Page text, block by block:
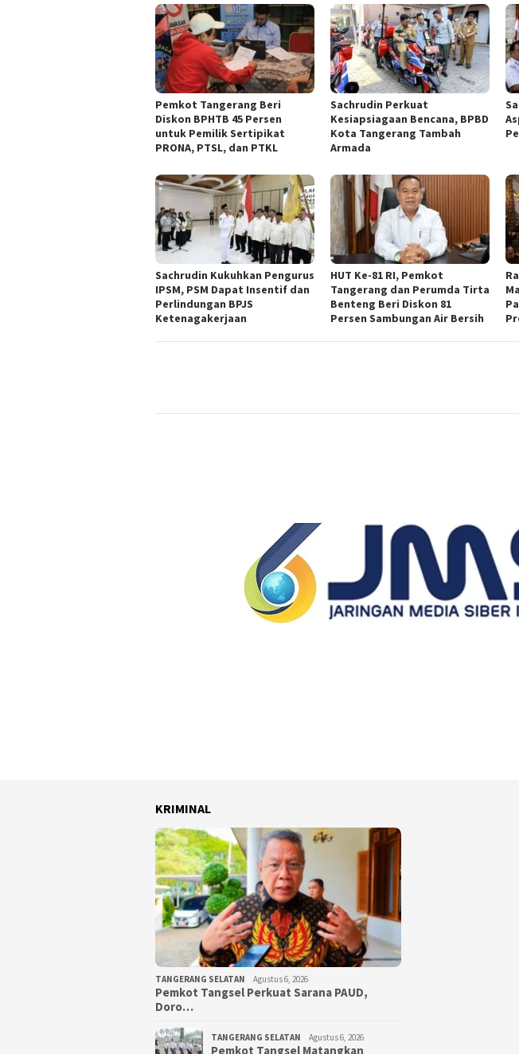
Pemkot Tangerang Beri
Diskon BPHTB 45 Persen
untuk Pemilik Sertipikat
PRONA, PTSL, dan PTKL
Sachrudin Perkuat
Kesiapsiagaan Bencana, BPBD
Kota Tangerang Tambah
Armada
Sachrudin Kukuhkan Pengurus
IPSM, PSM Dapat Insentif dan
Perlindungan BPJS
Ketenagakerjaan
HUT Ke-81 RI, Pemkot
Tangerang dan Perumda Tirta
Benteng Beri Diskon 81
Persen Sambungan Air Bersih
KRIMINAL
TANGERANG SELATAN Agustus 6, 2026
Pemkot Tangsel Perkuat Sarana PAUD,
Doro…
TANGERANG SELATAN Agustus 6, 2026
Pemkot Tangsel Matangkan